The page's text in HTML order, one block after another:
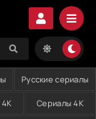
Русские сериалы
Сериалы 4K